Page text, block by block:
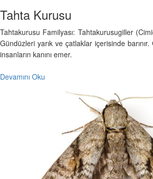
Tahta Kurusu
Tahtakurusu Familyası: Tahtakurusugiller
Gündüzleri yarık ve çatlaklar içerisinde
insanların kanını emer.
Devamını Oku